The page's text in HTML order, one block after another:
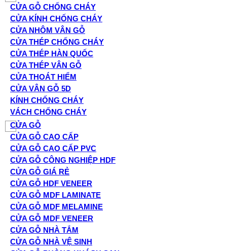
CỬA GỖ CHỐNG CHÁY
CỬA KÍNH CHỐNG CHÁY
CỬA NHÔM VÂN GỖ
CỬA THÉP CHỐNG CHÁY
CỬA THÉP HÀN QUỐC
CỬA THÉP VÂN GỖ
CỬA THOÁT HIỂM
CỬA VÂN GỖ 5D
KÍNH CHỐNG CHÁY
VÁCH CHỐNG CHÁY
CỬA GỖ
CỬA GỖ CAO CẤP
CỬA GỖ CAO CẤP PVC
CỬA GỖ CÔNG NGHIỆP HDF
CỬA GỖ GIÁ RẺ
CỬA GỖ HDF VENEER
CỬA GỖ MDF LAMINATE
CỬA GỖ MDF MELAMINE
CỬA GỖ MDF VENEER
CỬA GỖ NHÀ TẮM
CỬA GỖ NHÀ VỆ SINH